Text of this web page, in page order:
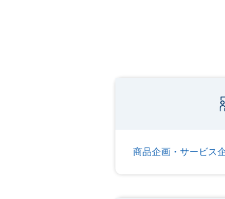
商品企画・サービス